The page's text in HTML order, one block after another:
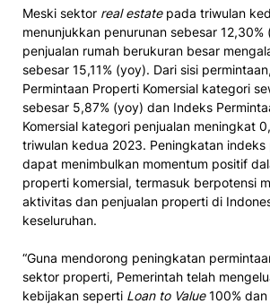
Meski sektor real estatepada triwulan
menunjukkan penurunan sebesar 12,30%
penjualan rumah berukuran besar
sebesar 15,11% (yoy). Dari sisi
Permintaan Properti Komersial kategori
sebesar 5,87% (yoy) dan Indeks
Komersial kategori penjualan meningkat
triwulan kedua 2023. Peningkatan indeks
dapat menimbulkan momentum positif
properti komersial, termasuk berpotensi
aktivitas dan penjualan properti di
keseluruhan.
“Guna mendorong peningkatan
sektor properti, Pemerintah telah
kebijakan seperti Loan to Value100% dan